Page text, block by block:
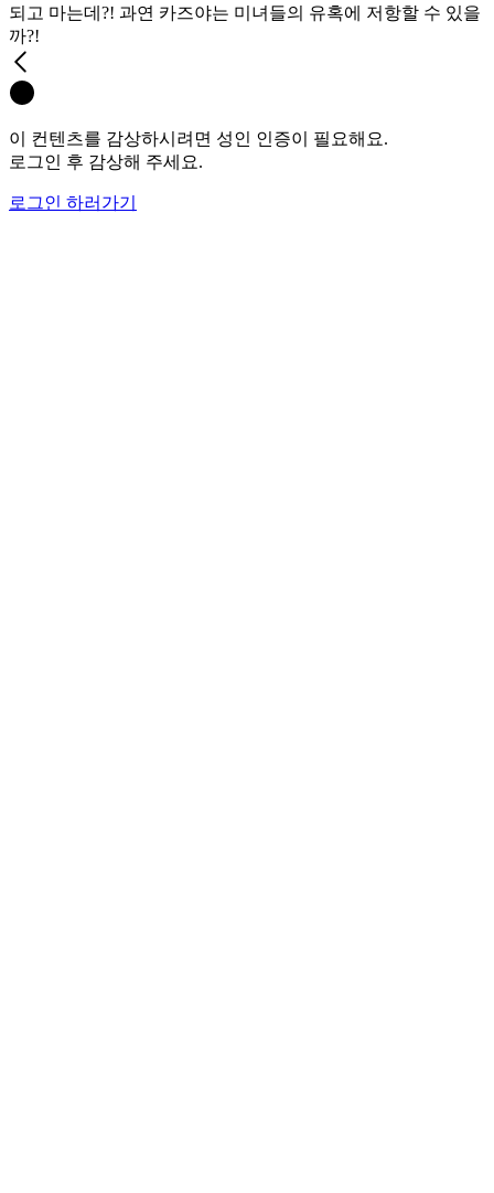
되고 마는데?! 과연 카즈야는 미녀들의 유혹에 저항할 수 있을
까?!
이 컨텐츠를 감상하시려면 성인 인증이 필요해요.
로그인 후 감상해 주세요.
로그인 하러가기